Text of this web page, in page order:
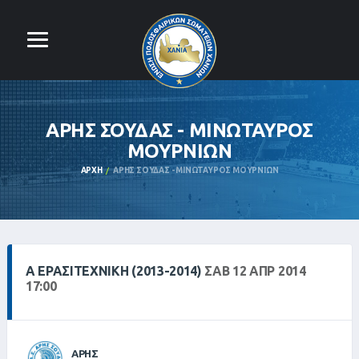
ΑΡΗΣ ΣΟΥΔΑΣ - ΜΙΝΩΤΑΥΡΟΣ
ΜΟΥΡΝΙΩΝ
ΑΡΧΉ ΑΡΗΣ ΣΟΥΔΑΣ - ΜΙΝΩΤΑΥΡΟΣ ΜΟΥΡΝΙΩΝ
Α ΕΡΑΣΙΤΕΧΝΙΚΗ (2013-2014) ΣΑΒ 12 ΑΠΡ 2014
17:00
ΑΡΗΣ